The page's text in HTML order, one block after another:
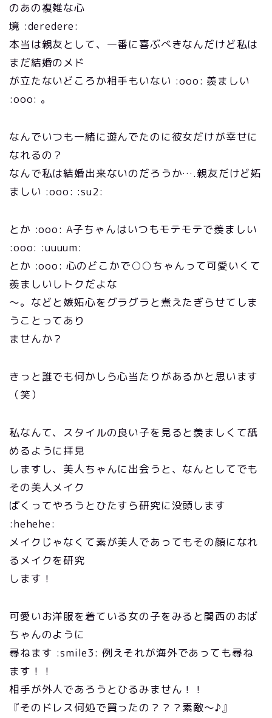
のあの複雑な心
境 :deredere:
本当は親友として、一番に喜ぶべきなんだけど私は
まだ結婚のメド
が立たないどころか相手もいない :ooo: 羨ましい
:ooo: 。
なんでいつも一緒に遊んでたのに彼女だけが幸せに
なれるの？
なんで私は結婚出来ないのだろうか….親友だけど妬
ましい :ooo: :su2:
とか :ooo: A子ちゃんはいつもモテモテで羨ましい
:ooo: :uuuum:
とか :ooo: 心のどこかで○○ちゃんって可愛いくて
羨ましいしトクだよな
～。などと嫉妬心をグラグラと煮えたぎらせてしま
うことってあり
ませんか？
きっと誰でも何かしら心当たりがあるかと思います
（笑）
私なんて、スタイルの良い子を見ると羨ましくて舐
めるように拝見
しますし、美人ちゃんに出会うと、なんとしてでも
その美人メイク
ぱくってやろうとひたすら研究に没頭します
:hehehe:
メイクじゃなくて素が美人であってもその顔になれ
るメイクを研究
します！
可愛いお洋服を着ている女の子をみると関西のおば
ちゃんのように
尋ねます :smile3: 例えそれが海外であっても尋ね
ます！！
相手が外人であろうとひるみません！！
『そのドレス何処で買ったの？？？素敵～♪』